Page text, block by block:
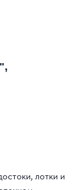
лотки и